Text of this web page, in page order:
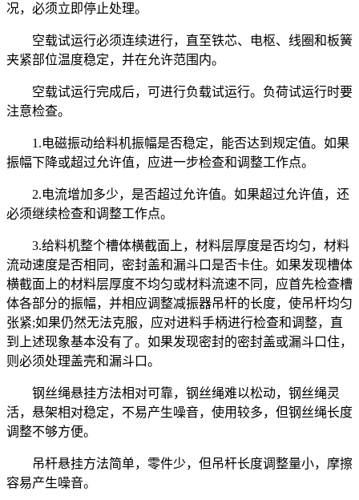
况，必须立即停止处理。
空载试运行必须连续进行，直至铁芯、电枢、线圈和板簧
夹紧部位温度稳定，并在允许范围内。
空载试运行完成后，可进行负载试运行。负荷试运行时要
注意检查。
1.电磁振动给料机振幅是否稳定，能否达到规定值。如果
振幅下降或超过允许值，应进一步检查和调整工作点。
2.电流增加多少，是否超过允许值。如果超过允许值，还
必须继续检查和调整工作点。
3.给料机整个槽体横截面上，材料层厚度是否均匀，材料
流动速度是否相同，密封盖和漏斗口是否卡住。如果发现槽体
横截面上的材料层厚度不均匀或材料流速不同，应首先检查槽
体各部分的振幅，并相应调整减振器吊杆的长度，使吊杆均匀
张紧;如果仍然无法克服，应对进料手柄进行检查和调整，直
到上述现象基本没有了。如果发现密封的密封盖或漏斗口住，
则必须处理盖壳和漏斗口。
钢丝绳悬挂方法相对可靠，钢丝绳难以松动，钢丝绳灵
活，悬架相对稳定，不易产生噪音，使用较多，但钢丝绳长度
调整不够方便。
吊杆悬挂方法简单，零件少，但吊杆长度调整量小，摩擦
容易产生噪音。